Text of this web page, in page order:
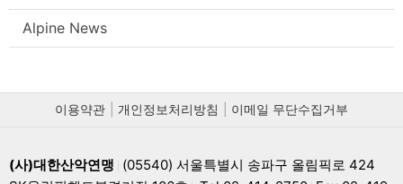
Alpine News
이용약관 개인정보처리방침 이메일 무단수집거부
(사)대한산악연맹 (05540) 서울특별시 송파구 올림픽로 424